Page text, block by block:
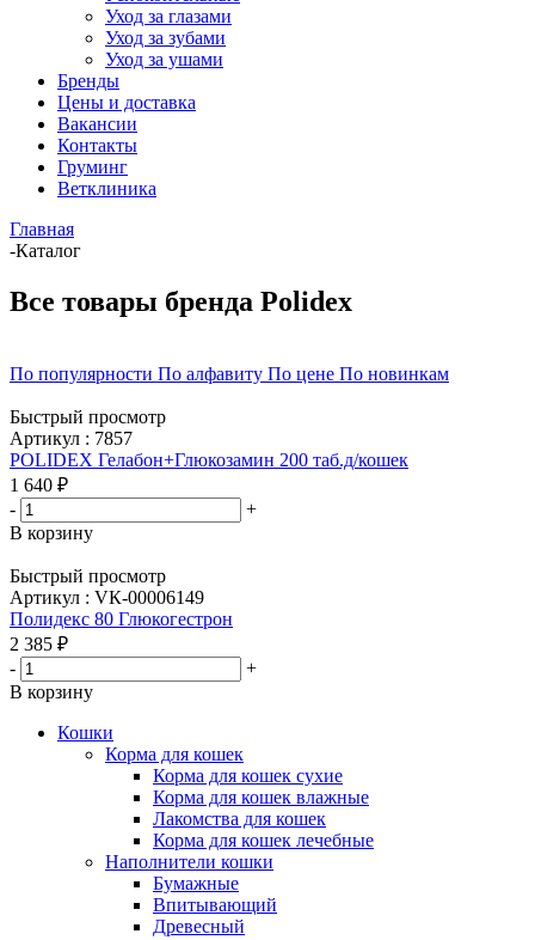
Уход за глазами
Уход за зубами
Уход за ушами
Бренды
Цены и доставка
Вакансии
Контакты
Груминг
Ветклиника
Главная
-Каталог
Все товары бренда Polidex
По популярности По алфавиту По цене По новинкам
Быстрый просмотр
Артикул : 7857
POLIDEX Гелабон+Глюкозамин 200 таб.д/кошек
1 640 ₽
-
+
В корзину
Быстрый просмотр
Артикул : VК-00006149
Полидекс 80 Глюкогестрон
2 385 ₽
-
+
В корзину
Кошки
Корма для кошек
Корма для кошек сухие
Корма для кошек влажные
Лакомства для кошек
Корма для кошек лечебные
Наполнители кошки
Бумажные
Впитывающий
Древесный